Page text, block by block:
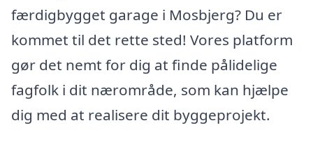
færdigbygget garage i Mosbjerg? Du er
kommet til det rette sted! Vores platform
gør det nemt for dig at finde pålidelige
fagfolk i dit nærområde, som kan hjælpe
dig med at realisere dit byggeprojekt.